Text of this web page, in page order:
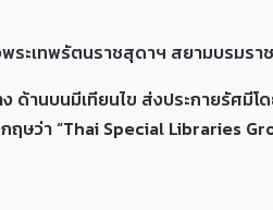
เทพรัตนราชสุดาฯ สยามบรมรา
นบนมีเทียนไข ส่งประกายรัศมีโ
ว่า “Thai Special Libraries